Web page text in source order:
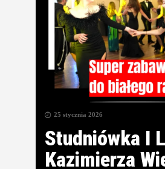
25 stycznia 2026
Studniówka I
Kazimierza